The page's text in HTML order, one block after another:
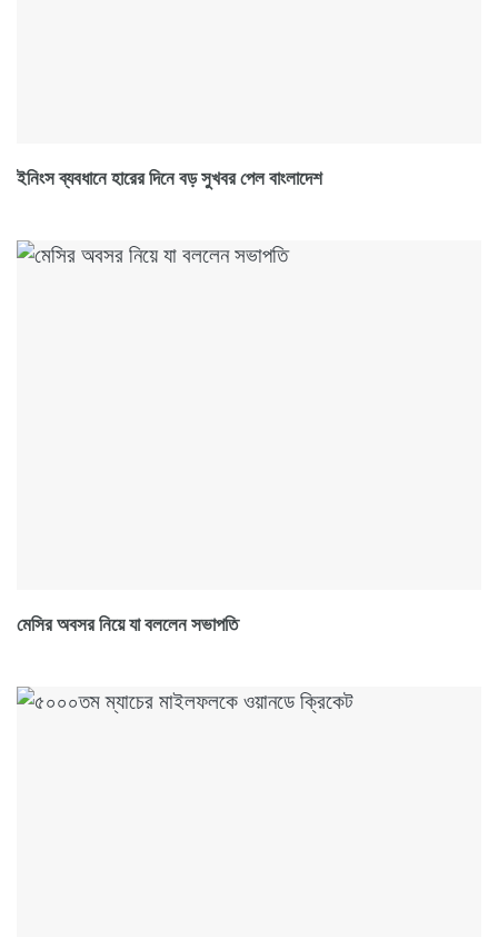
ইনিংস ব্যবধানে হারের দিনে বড় সুখবর পেল বাংলাদেশ
মেসির অবসর নিয়ে যা বললেন সভাপতি